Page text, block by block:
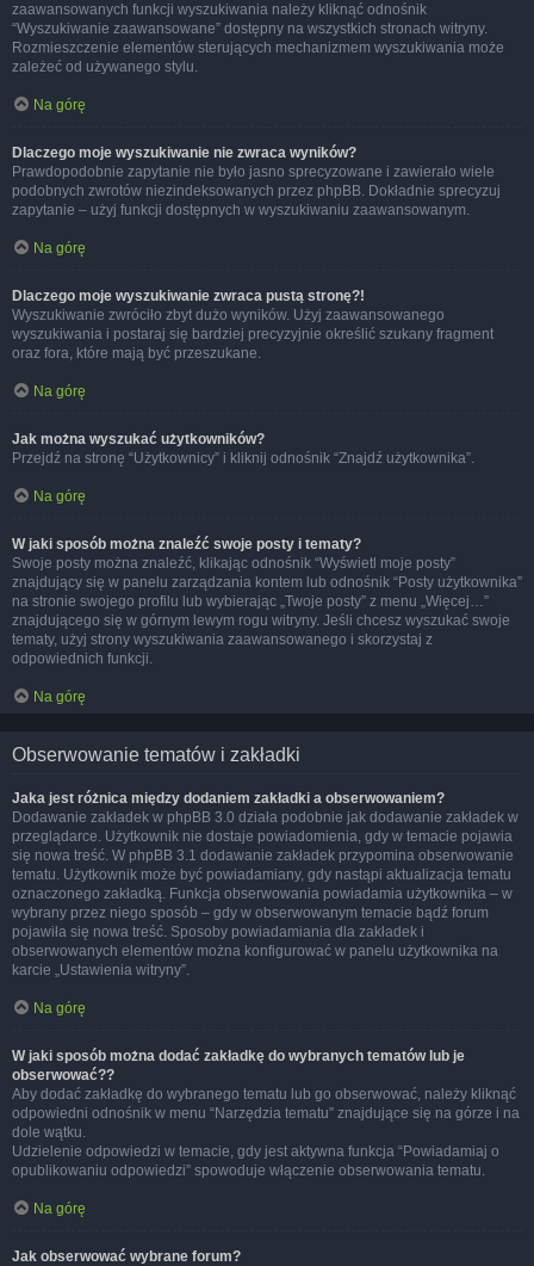
zaawansowanych funkcji wyszukiwania należy kliknąć odnośnik
“Wyszukiwanie zaawansowane” dostępny na wszystkich stronach witryny.
Rozmieszczenie elementów sterujących mechanizmem wyszukiwania może
zależeć od używanego stylu.
Na górę
Dlaczego moje wyszukiwanie nie zwraca wyników?
Prawdopodobnie zapytanie nie było jasno sprecyzowane i zawierało wiele
podobnych zwrotów niezindeksowanych przez phpBB. Dokładnie sprecyzuj
zapytanie – użyj funkcji dostępnych w wyszukiwaniu zaawansowanym.
Na górę
Dlaczego moje wyszukiwanie zwraca pustą stronę?!
Wyszukiwanie zwróciło zbyt dużo wyników. Użyj zaawansowanego
wyszukiwania i postaraj się bardziej precyzyjnie określić szukany fragment
oraz fora, które mają być przeszukane.
Na górę
Jak można wyszukać użytkowników?
Przejdź na stronę “Użytkownicy” i kliknij odnośnik “Znajdź użytkownika”.
Na górę
W jaki sposób można znaleźć swoje posty i tematy?
Swoje posty można znaleźć, klikając odnośnik “Wyświetl moje posty”
znajdujący się w panelu zarządzania kontem lub odnośnik “Posty użytkownika”
na stronie swojego profilu lub wybierając „Twoje posty” z menu „Więcej…”
znajdującego się w górnym lewym rogu witryny. Jeśli chcesz wyszukać swoje
tematy, użyj strony wyszukiwania zaawansowanego i skorzystaj z
odpowiednich funkcji.
Na górę
Obserwowanie tematów i zakładki
Jaka jest różnica między dodaniem zakładki a obserwowaniem?
Dodawanie zakładek w phpBB 3.0 działa podobnie jak dodawanie zakładek w
przeglądarce. Użytkownik nie dostaje powiadomienia, gdy w temacie pojawia
się nowa treść. W phpBB 3.1 dodawanie zakładek przypomina obserwowanie
tematu. Użytkownik może być powiadamiany, gdy nastąpi aktualizacja tematu
oznaczonego zakładką. Funkcja obserwowania powiadamia użytkownika – w
wybrany przez niego sposób – gdy w obserwowanym temacie bądź forum
pojawiła się nowa treść. Sposoby powiadamiania dla zakładek i
obserwowanych elementów można konfigurować w panelu użytkownika na
karcie „Ustawienia witryny”.
Na górę
W jaki sposób można dodać zakładkę do wybranych tematów lub je
obserwować??
Aby dodać zakładkę do wybranego tematu lub go obserwować, należy kliknąć
odpowiedni odnośnik w menu “Narzędzia tematu” znajdujące się na górze i na
dole wątku.
Udzielenie odpowiedzi w temacie, gdy jest aktywna funkcja “Powiadamiaj o
opublikowaniu odpowiedzi” spowoduje włączenie obserwowania tematu.
Na górę
Jak obserwować wybrane forum?